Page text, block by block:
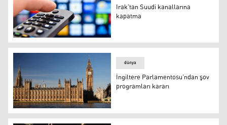
Irak’tan Suudi kanallarına kapatma
Irak’tan Suudi kanallarına
kapatma
İngiltere Parlamentosu’ndan şov programları kararı
dünya
İngiltere Parlamentosu’ndan şov
programları kararı